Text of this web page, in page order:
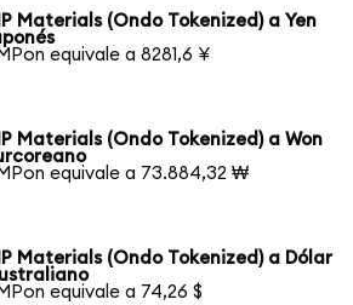
Materials (Ondo Tokenized) a Yen
equivale a 8281,6 ¥
Materials (Ondo Tokenized) a Won
equivale a 73.884,32 ₩
Materials (Ondo Tokenized) a Dólar
equivale a 74,26 $